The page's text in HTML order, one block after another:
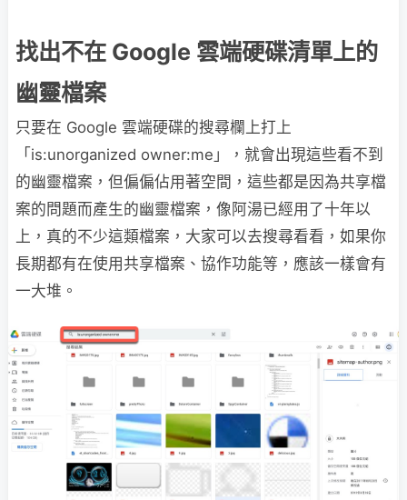
找出不在 Google 雲端硬碟清單上的
幽靈檔案
只要在 Google 雲端硬碟的搜尋欄上打上
「is:unorganized owner:me」，就會出現這些看不到
的幽靈檔案，但偏偏佔用著空間，這些都是因為共享檔
案的問題而產生的幽靈檔案，像阿湯已經用了十年以
上，真的不少這類檔案，大家可以去搜尋看看，如果你
長期都有在使用共享檔案、協作功能等，應該一樣會有
一大堆。